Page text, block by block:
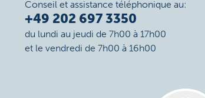
Conseil et assistance téléphonique au:
+49 202 697 3350
du lundi au jeudi de 7h00 à 17h00
et le vendredi de 7h00 à 16h00